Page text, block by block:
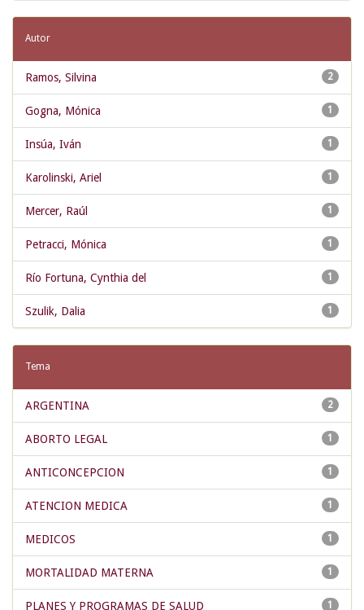
Autor
2
Ramos, Silvina
1
Gogna, Mónica
1
Insúa, Iván
1
Karolinski, Ariel
1
Mercer, Raúl
1
Petracci, Mónica
1
Río Fortuna, Cynthia del
1
Szulik, Dalia
Tema
2
ARGENTINA
1
ABORTO LEGAL
1
ANTICONCEPCION
1
ATENCION MEDICA
1
MEDICOS
1
MORTALIDAD MATERNA
1
PLANES Y PROGRAMAS DE SALUD